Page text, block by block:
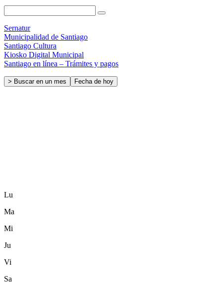
Sernatur
Municipalidad de Santiago
Santiago Cultura
Kiosko Digital Municipal
Santiago en línea – Trámites y pagos
> Buscar en un mes Fecha de hoy
Lu
Ma
Mi
Ju
Vi
Sa